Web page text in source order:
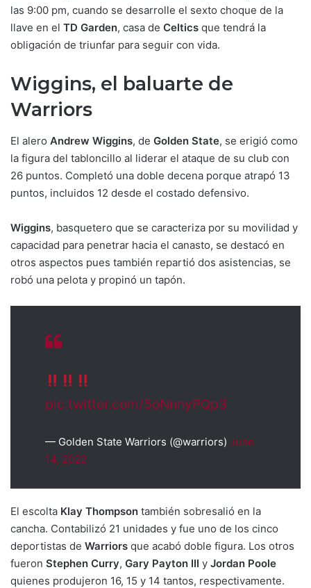
las 9:00 pm, cuando se desarrolle el sexto choque de la
llave en el TD Garden, casa de Celtics que tendrá la
obligación de triunfar para seguir con vida.
Wiggins, el baluarte de
Warriors
El alero Andrew Wiggins, de Golden State, se erigió como
la figura del tabloncillo al liderar el ataque de su club con
26 puntos. Completó una doble decena porque atrapó 13
puntos, incluidos 12 desde el costado defensivo.
Wiggins, basquetero que se caracteriza por su movilidad y
capacidad para penetrar hacia el canasto, se destacó en
otros aspectos pues también repartió dos asistencias, se
robó una pelota y propinó un tapón.
pic.twitter.com/5oNnnyPQp3
— Golden State Warriors (@warriors) June
14, 2022
El escolta Klay Thompson también sobresalió en la
cancha. Contabilizó 21 unidades y fue uno de los cinco
deportistas de Warriors que acabó doble figura. Los otros
fueron Stephen Curry, Gary Payton III y Jordan Poole
quienes produjeron 16, 15 y 14 tantos, respectivamente.